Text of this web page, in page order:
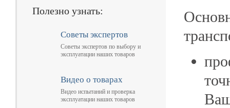
Полезно узнать:
Советы экспертов
Советы экспертов по выбору и
эксплуатации наших товаров
Видео о товарах
Видео испытаний и проверка
эксплуатации наших товаров